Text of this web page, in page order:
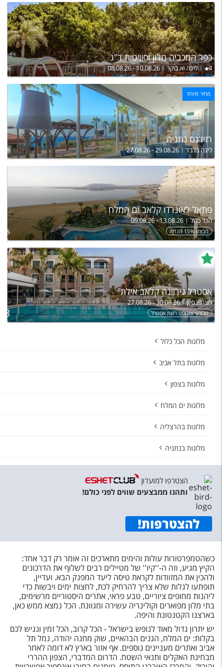
כפר המכביה מלון וסוויטות ר"ג
4 לינה וא.בוקר 08.08.26 - 10.08.26
מחיר מיוחד
רזידנס נתניה
לינה בלבד 27.08.26 - 29.08.26
668
פתאל לאונרדו קלאב ים המלח
הכל כלול 09.08.26 - 13.08.26
מבצע 15% הנחה
אסטרל נירוונה קלאב אילת
חצי פנסיון 27.08.26 - 30.08.26
מבצעי אוגוסט רשת אסטרל
מלונות הכל כלול
מלונות בתל אביב
מלונות בצפון
מלונות ים המלח
מלונות בהרצליה
מלונות בנתניה
הצטרפו למועדון
ותהנו ממבצעים שווים לפני כולם!
להצטרפות!
כשהטמפרטורות עולות והימים מתארכים זה אומר רק דבר אחד:
הקיץ מגיע, וזה ה-''קיו'' של מטיילים רבים לשלוף את הדרכונים
ולהכין את המזוודות לקראת טיסה ליעד המפנק הבא. ועדיין,
תופתעו לגלות שלא צריך להרחיק לכת, לחצות ימים ויבשות כדי
ליהנות מחופים ציוריים, טבע פראי, אתרים היסטוריים מרשימים,
בתי מלון מפוארים וקולינריה עשירה ומגוונת. הכל נמצא ממש כאן,
בארצנו הקטנטונת והיפה.
יש יתרון גדול מאוד לנופש בישראל - הכל קרוב, הכל זמין ונגיש לכם
בקלות: ים המלח, הגנים הבהאיים, שוק מחנה יהודה, נמל תל
אביב ואתרים מעניינים נוספים. אף אזור בארץ לא דומה לאחר
מבחינת האקלים ותנאי השטח. הדרום המדברי, הצפון ההררי